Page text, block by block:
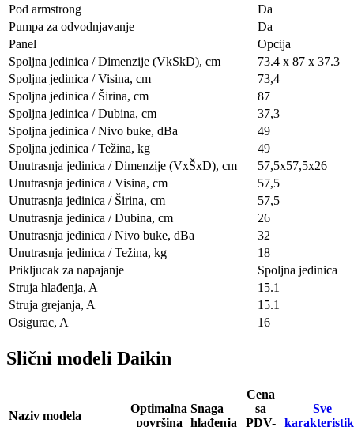
Pod armstrong
Da
Pumpa za odvodnjavanje
Da
Panel
Opcija
Spoljna jedinica / Dimenzije (VkSkD), сm
73.4 x 87 x 37.3
Spoljna jedinica / Visina, сm
73,4
Spoljna jedinica / Širina, сm
87
Spoljna jedinica / Dubina, сm
37,3
Spoljna jedinica / Nivo buke, dBa
49
Spoljna jedinica / Težina, kg
49
Unutrasnja jedinica / Dimenzije (VxŠxD), сm
57,5x57,5х26
Unutrasnja jedinica / Visina, сm
57,5
Unutrasnja jedinica / Širina, сm
57,5
Unutrasnja jedinica / Dubina, сm
26
Unutrasnja jedinica / Nivo buke, dBa
32
Unutrasnja jedinica / Težina, kg
18
Prikljucak za napajanje
Spoljna jedinica
Struja hlađenja, A
15.1
Struja grejanja, A
15.1
Osigurac, A
16
Slični modeli Daikin
Naziv modela
Optimalna
površina
Snaga
hlađenja
Cena
sa
PDV-
Sve